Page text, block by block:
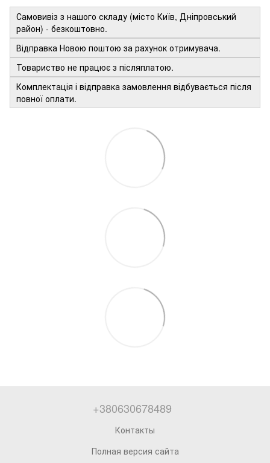
Самовивіз з нашого складу (місто Київ, Дніпровський
район) - безкоштовно.
Відправка Новою поштою за рахунок отримувача.
Товариство не працює з післяплатою.
Комплектація і відправка замовлення відбувається після
повної оплати.
+380630678489
Контакты
Полная версия сайта